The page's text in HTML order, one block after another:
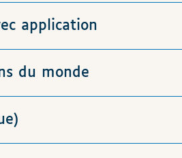
application
du monde